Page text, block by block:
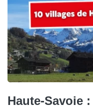
Haute-Savoie